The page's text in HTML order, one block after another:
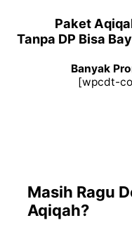
Paket
Tanpa DP Bisa
Banyak
[wpcdt-
Masih Ragu
Aqiqah?